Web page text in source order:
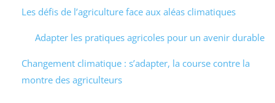
Les défis de l’agriculture face aux aléas climatiques
Adapter les pratiques agricoles pour un avenir durable
Changement climatique : s’adapter, la course contre la
montre des agriculteurs